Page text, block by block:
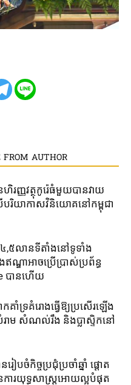
FROM AUTHOR
ហិរញ្ញវត្ថុ​កូរ៉េ​ធំ​មួយ​បាន​វាយ​
ើ​បរិយាកាស​វិនិយោគ​នៅ​កម្ពុជា​
,៥​លាន​ទីតាំង​នៅ​ទូទាំង​
ណ្ឌា​អាច​ប្រើ​ប្រាស់​ប្រព័ន្ធ​
បាន​ហើយ​
ាំទ្រគំរោងធ្វើឱ្យប្រសើរឡើង
រាម សំណល់រឹង និងប្លាស្ទិកនៅ
រៀបចំកិច្ចប្រជុំប្រចាំឆ្នាំ ផ្តោត
ការយុទ្ធសាស្រ្តអោយល្អបំផុត